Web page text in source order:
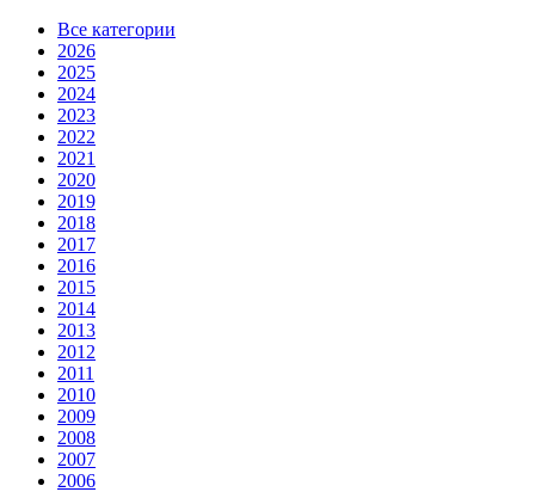
Все категории
2026
2025
2024
2023
2022
2021
2020
2019
2018
2017
2016
2015
2014
2013
2012
2011
2010
2009
2008
2007
2006